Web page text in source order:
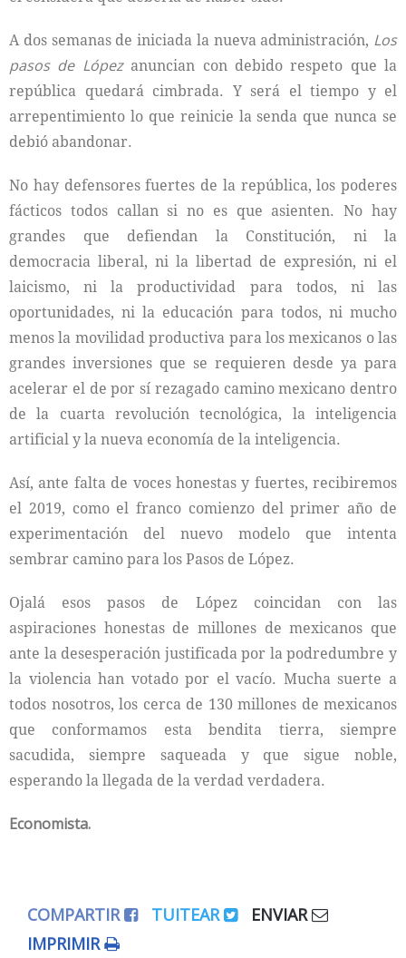
A dos semanas de iniciada la nueva administración, Los
pasos de Lópezanuncian con debido respeto que la
república quedará cimbrada. Y será el tiempo y el
arrepentimiento lo que reinicie la senda que nunca se
debió abandonar.
No hay defensores fuertes de la república, los poderes
fácticos todos callan si no es que asienten. No hay
grandes que defiendan la Constitución, ni la
democracia liberal, ni la libertad de expresión, ni el
laicismo, ni la productividad para todos, ni las
oportunidades, ni la educación para todos, ni mucho
menos la movilidad productiva para los mexicanos o las
grandes inversiones que se requieren desde ya para
acelerar el de por sí rezagado camino mexicano dentro
de la cuarta revolución tecnológica, la inteligencia
artificial y la nueva economía de la inteligencia.
Así, ante falta de voces honestas y fuertes, recibiremos
el 2019, como el franco comienzo del primer año de
experimentación del nuevo modelo que intenta
sembrar camino para los Pasos de López.
Ojalá esos pasos de López coincidan con las
aspiraciones honestas de millones de mexicanos que
ante la desesperación justificada por la podredumbre y
la violencia han votado por el vacío. Mucha suerte a
todos nosotros, los cerca de 130 millones de mexicanos
que conformamos esta bendita tierra, siempre
sacudida, siempre saqueada y que sigue noble,
esperando la llegada de la verdad verdadera.
Economista.
COMPARTIR TUITEAR
ENVIAR
IMPRIMIR